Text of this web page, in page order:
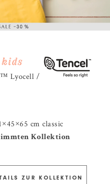
Lyocell /
cm classic
Kollektion
ZUR KOLLEKTION